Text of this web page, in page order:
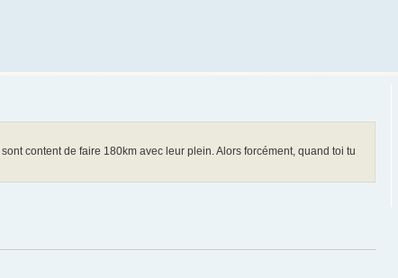
content de faire 180km avec leur plein. Alors forcément, quand toi tu